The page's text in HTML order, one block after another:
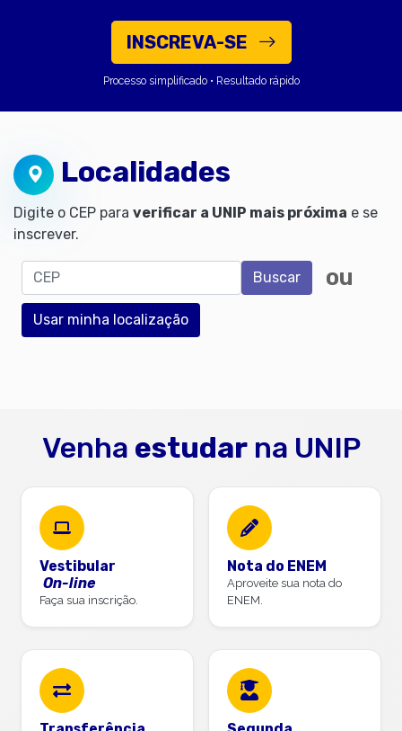
INSCREVA-SE
Processo simplificado • Resultado rápido
Localidades
Digite o CEP para verificar a UNIP mais próxima e se
inscrever.
CEP Buscar ou
Usar minha localização
Venha estudarna UNIP
Vestibular
On-line
Faça sua inscrição.
Nota do ENEM
Aproveite sua nota do
ENEM.